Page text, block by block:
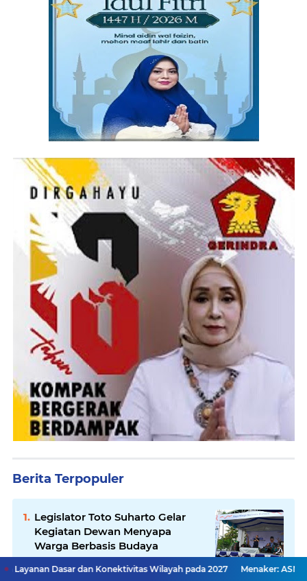
Berita Terpopuler
Legislator Toto Suharto Gelar
Kegiatan Dewan Menyapa
Warga Berbasis Budaya
dan Konektivitas Wilayah pada 2027 Menaker: ASN Kemnaker